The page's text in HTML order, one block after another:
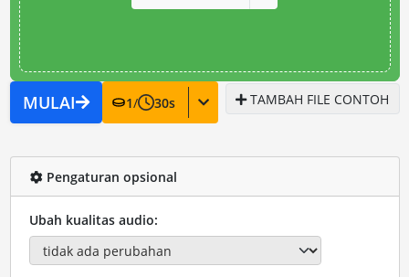
MULAI 1/ 30s TAMBAH FILE CONTOH
Pengaturan opsional
Ubah kualitas audio: